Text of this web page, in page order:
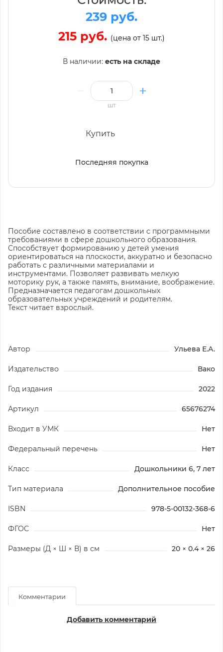
239 руб.
215 руб. (цена от 15 шт.)
В наличии: есть на складе
шт
Купить
Последняя покупка
Пособие составлено в соответствии с программными
требованиями в сфере дошкольного образования.
Способствует формированию у детей умения
ориентироваться на плоскости, аккуратно и безопасно
работать с различными материалами и
инструментами. Позволяет развивать мелкую
моторику рук, а также память, внимание, воображение.
Предназначается педагогам дошкольных
образовательных учреждений и родителям.
Текст читает взрослый.
Автор Ульева Е.А.
Издательство Вако
Год издания 2022
Артикул 65676274
Входит в УМК Нет
Федеральный перечень Нет
Класс Дошкольники 6, 7 лет
Тип материала Дополнительное пособие
ISBN 978-5-00132-368-6
ФГОС Нет
Размеры (Д × Ш × В) в см 20 × 0.4 × 26
Комментарии
Добавить комментарий